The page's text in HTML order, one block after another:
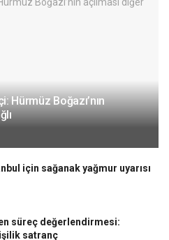
Hürmüz Boğazı’nın
için sağanak yağmur uyarısı
süreç değerlendirmesi:
satranç